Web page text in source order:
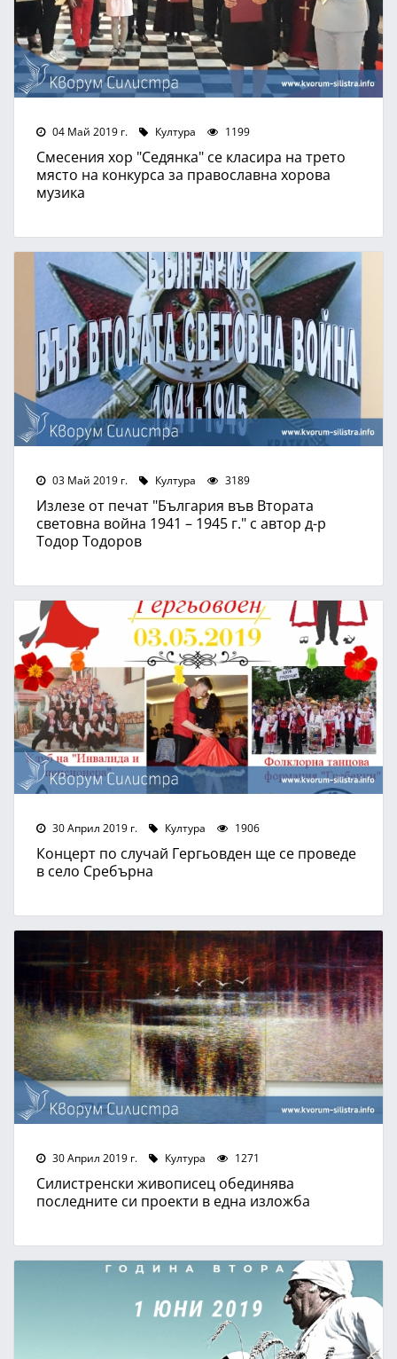
04 Май 2019 г. Култура 1199
Смесения хор "Седянка" се класира на трето
място на конкурса за православна хорова
музика
03 Май 2019 г. Култура 3189
Излезе от печат "България във Втората
световна война 1941 – 1945 г." с автор д-р
Тодор Тодоров
30 Април 2019 г. Култура 1906
Концерт по случай Гергьовден ще се проведе
в село Сребърна
30 Април 2019 г. Култура 1271
Силистренски живописец обединява
последните си проекти в една изложба